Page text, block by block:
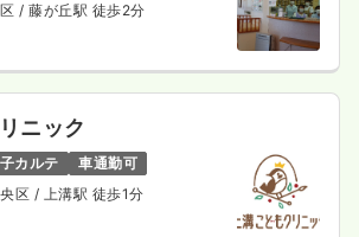
区/ 藤が丘駅 徒歩2分
ニック
カルテ
車通勤可
区 / 上溝駅 徒歩1分